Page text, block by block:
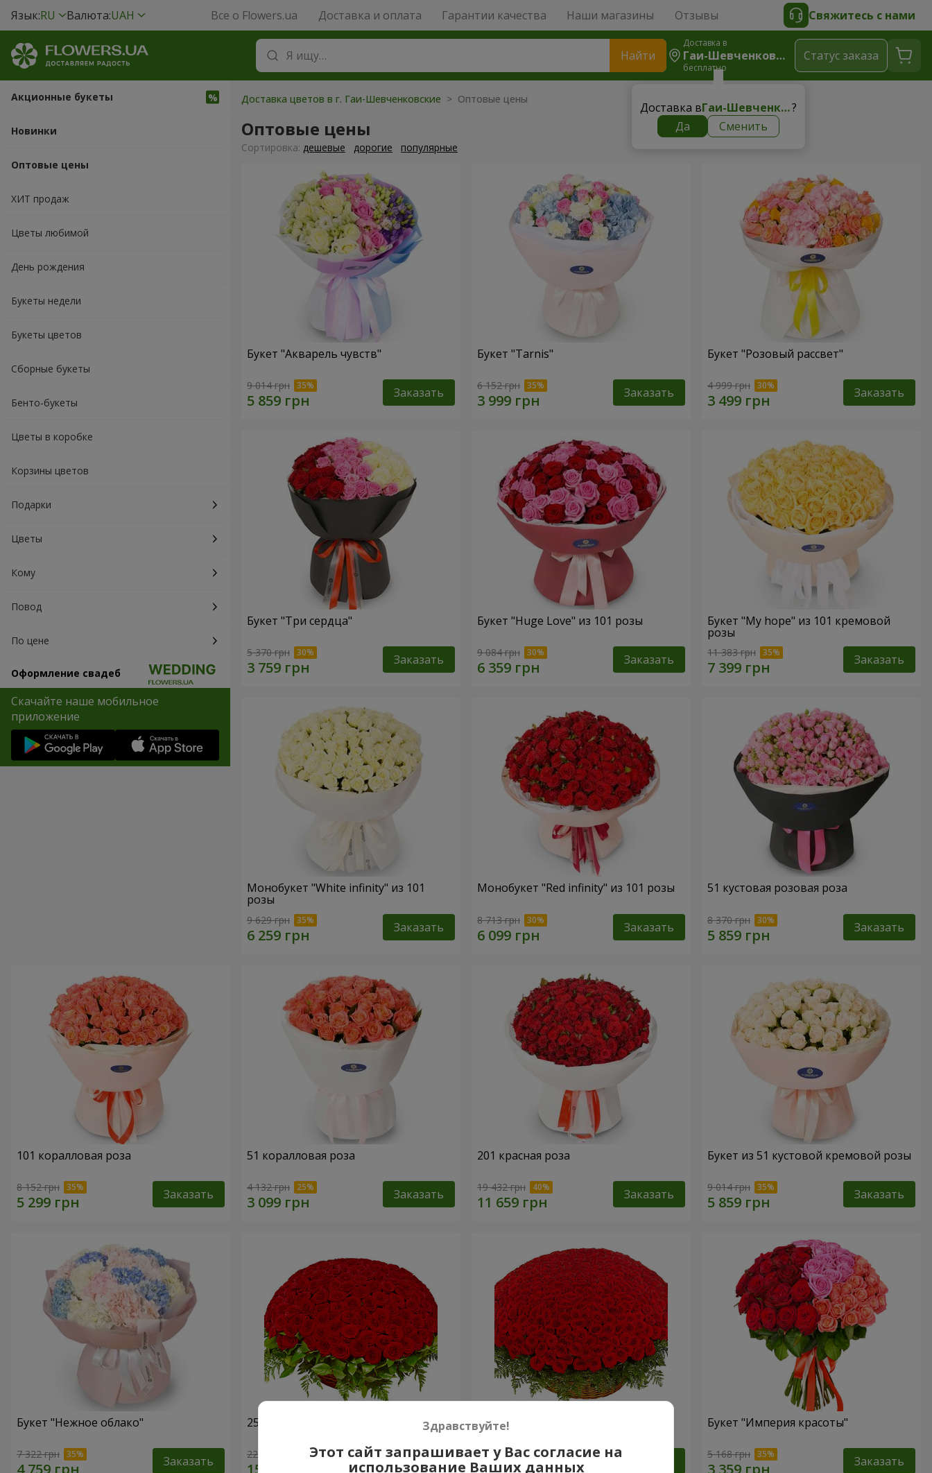
Язык:RU Валюта:UAH Все о Flowers.ua Доставка и оплата Гарантии качества Наши магазины Отзывы Свяжитесь с нами
Найти
Доставка в
Гаи-Шевченковские
бесплатно
Доставка в Гаи-Шевченковские?
Да
Сменить
Cтатус заказа
Акционные букеты
Новинки
Оптовые цены
ХИТ продаж
Цветы любимой
День рождения
Букеты недели
Букеты цветов
Сборные букеты
Бенто-букеты
Цветы в коробке
Корзины цветов
Подарки
Цветы
Кому
Повод
По цене
Оформление свадеб
Скачайте наше мобильное
приложение
Доставка цветов в г. Гаи-Шевченковские > Оптовые цены
Оптовые цены
Cортировка: дешевые дорогие популярные
Букет "Акварель чувств"
9 014 грн Заказать
Букет "Tarnis"
6 152 грн Заказать
Букет "Розовый рассвет"
4 999 грн Заказать
Букет "Три сердца"
5 370 грн Заказать
Букет "Huge Love" из 101 розы
9 084 грн Заказать
Букет "My hope" из 101 кремовой
розы
11 383 грн Заказать
Монобукет "White infinity" из 101
розы
9 629 грн Заказать
Монобукет "Red infinity" из 101 розы
8 713 грн Заказать
51 кустовая розовая роза
8 370 грн Заказать
101 коралловая роза
8 152 грн Заказать
51 коралловая роза
4 132 грн Заказать
201 красная роза
19 432 грн Заказать
Букет из 51 кустовой кремовой розы
9 014 грн Заказать
Букет "Нежное облако"
7 322 грн Заказать
251 красная роза
22 570 грн Заказать
501 красная роза
52 107 грн
Букет "Империя красоты"
5 168 грн Заказать
Здравствуйте!
Этот сайт запрашивает у Вас согласие на
использование Ваших данных